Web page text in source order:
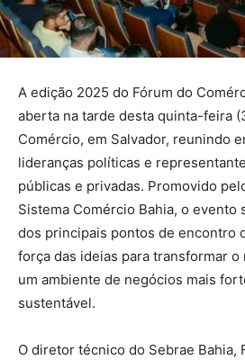
A edição 2025 do Fórum do
aberta na tarde desta quinta-feira
Comércio, em Salvador, reunindo
lideranças políticas e
públicas e privadas. Promovido
Sistema Comércio Bahia, o evento
dos principais pontos de encontro
força das ideias para transformar
um ambiente de negócios mais
sustentável.
O diretor técnico do Sebrae Bahia,